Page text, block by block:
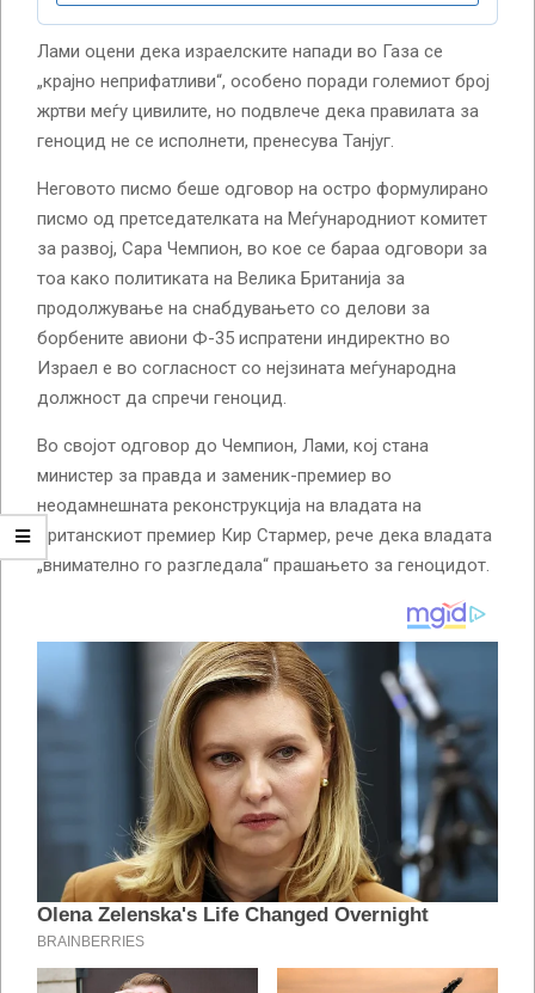
Лами оцени дека израелските напади во Газа се
„крајно неприфатливи“, особено поради големиот број
жртви меѓу цивилите, но подвлече дека правилата за
геноцид не се исполнети, пренесува Танјуг.
Неговото писмо беше одговор на остро формулирано
писмо од претседателката на Меѓународниот комитет
за развој, Сара Чемпион, во кое се бараа одговори за
тоа како политиката на Велика Британија за
продолжување на снабдувањето со делови за
борбените авиони Ф-35 испратени индиректно во
Израел е во согласност со нејзината меѓународна
должност да спречи геноцид.
Во својот одговор до Чемпион, Лами, кој стана
министер за правда и заменик-премиер во
неодамнешната реконструкција на владата на
британскиот премиер Кир Стармер, рече дека владата
„внимателно го разгледала“ прашањето за геноцидот.